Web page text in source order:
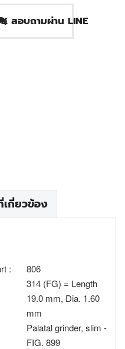
สอบถามผ่าน LINE
เกี่ยวข้อง
: 806
314 (FG) = Length
19.0 mm, Dia. 1.60
mm
Palatal grinder, slim -
FIG. 899